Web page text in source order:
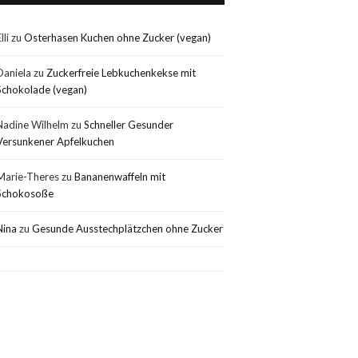
zuOsterhasen Kuchen ohne Zucker (vegan)
zu Zuckerfreie Lebkuchenkekse mit
(vegan)
Wilhelm zuSchneller Gesunder
Apfelkuchen
ThereszuBananenwaffeln mit
zuGesunde Ausstechplätzchen ohne Zucker